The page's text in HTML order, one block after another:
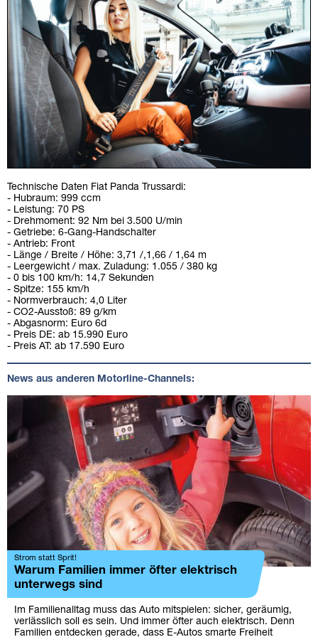
Technische Daten Fiat Panda Trussardi:
- Hubraum: 999 ccm
- Leistung: 70 PS
- Drehmoment: 92 Nm bei 3.500 U/min
- Getriebe: 6-Gang-Handschalter
- Antrieb: Front
- Länge / Breite / Höhe: 3,71 /,1,66 / 1,64 m
- Leergewicht / max. Zuladung: 1.055 / 380 kg
- 0 bis 100 km/h: 14,7 Sekunden
- Spitze: 155 km/h
- Normverbrauch: 4,0 Liter
- CO2-Ausstoß: 89 g/km
- Abgasnorm: Euro 6d
- Preis DE: ab 15.990 Euro
- Preis AT: ab 17.590 Euro
News aus anderen Motorline-Channels:
Strom statt Sprit!
Warum Familien immer öfter elektrisch
unterwegs sind
Im Familienalltag muss das Auto mitspielen: sicher, geräumig,
verlässlich soll es sein. Und immer öfter auch elektrisch. Denn
Familien entdecken gerade, dass E-Autos smarte Freiheit